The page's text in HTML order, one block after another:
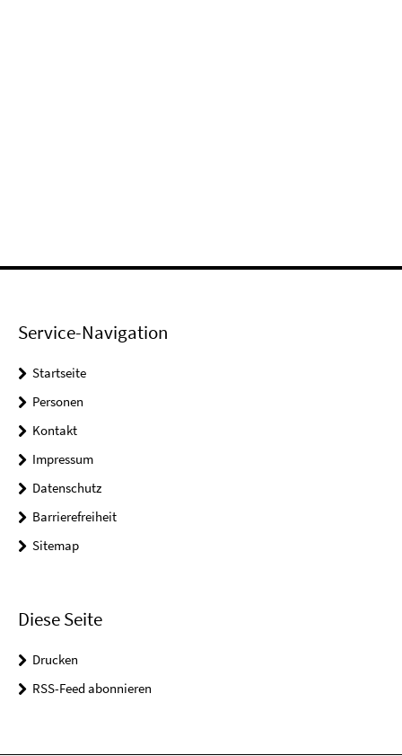
Service-Navigation
Startseite
Personen
Kontakt
Impressum
Datenschutz
Barrierefreiheit
Sitemap
Diese Seite
Drucken
RSS-Feed abonnieren